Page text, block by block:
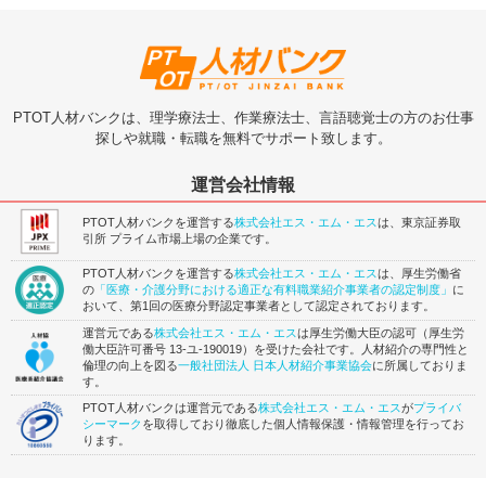
PTOT人材バンクは、理学療法士、作業療法士、言語聴覚士の方のお仕事
探しや就職・転職を無料でサポート致します。
運営会社情報
PTOT人材バンクを運営する株式会社エス・エム・エスは、東京証券取
引所 プライム市場上場の企業です。
PTOT人材バンクを運営する株式会社エス・エム・エスは、厚生労働省
の 「医療・介護分野における適正な有料職業紹介事業者の認定制度」 に
おいて、第1回の医療分野認定事業者として認定されております。
運営元である株式会社エス・エム・エスは厚生労働大臣の認可（厚生労
働大臣許可番号 13-ユ-190019）を受けた会社です。人材紹介の専門性と
倫理の向上を図る一般社団法人 日本人材紹介事業協会に所属しておりま
す。
PTOT人材バンクは運営元である株式会社エス・エム・エスがプライバ
シーマーク を取得しており徹底した個人情報保護・情報管理を行ってお
ります。